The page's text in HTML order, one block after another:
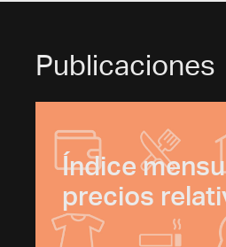
Publicaciones
Índice
precios